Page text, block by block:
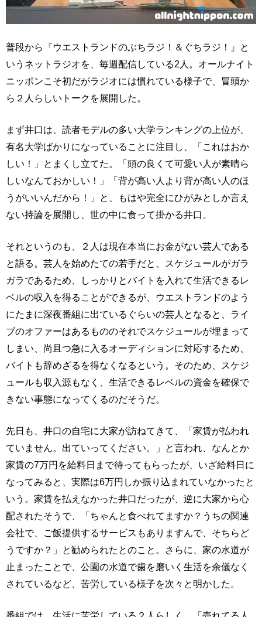
普段から『ウエストランドのぶちラジ！＆ぐちラジ！』と
いうネットラジオを、毎週配信している2人。オールナイト
ニッポンこそ初だがラジオには慣れている様子で、冒頭か
ら２人らしいトークを展開した。
まず井口は、読者モデルの多い大学ランキングの上位が、
有名大学ばかりになっていることに注目し、「これはおか
しい！」とまくし立てた。「頭の良くて可愛い人が素晴ら
しいなんておかしい！」「背が高い人より背が高い人のほ
うがいいんだから！」と、もはや完全にひがみとしか言え
ない持論を展開し、世の中に食って掛かる井口。
それというのも、２人は現在本当にお金がない芸人である
と語る。芸人を始めたての若手だと、スケジュールがガラ
ガラであるため、しっかりとバイトを入れて生活できるレ
ベルの収入を得ることができるが、ウエストランドのよう
にたまに深夜番組に出ているぐらいの芸人となると、ライ
ブのオファーはあるもののそれでスケジュールが埋まって
しまい、尚且つ急に入るオーディションに対応するため、
バイトも辞めざるを得なくなるという。そのため、スケジ
ュールも収入源もなく、生活できるレベルの資金を確保で
きない事態になってくるのだそうだ。
先日も、井口の自宅に大家が訪ねてきて、「家賃が払われ
ていません。出ていってください。」と言われ、なんとか
家賃の7万円を給料日まで待ってもらったが、いざ給料日に
なってみると、実際は6万円しか振り込まれていなかったと
いう。家賃を払えなかった井口だったが、逆に大家から心
配されたそうで、「ちゃんと食べれてますか？うちの関連
会社で、ご飯提供するサービスもありますんで、そちらど
うですか？」と勧められたとのこと。さらに、家の水道が
止まったことで、公園の水道で歯を磨いく生活を余儀なく
されているなど、苦労している様子を次々と明かした。